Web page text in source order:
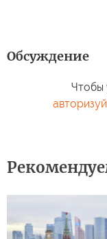
Обсуждение
Чтобы